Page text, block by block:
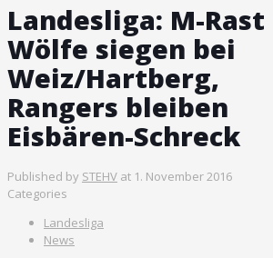
Landesliga: M-Rast
Wölfe siegen bei
Weiz/Hartberg,
Rangers bleiben
Eisbären-Schreck
Published by STEHV at 1. November 2016
Categories
Landesliga
News